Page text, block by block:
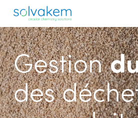
main
content
Gestion
des